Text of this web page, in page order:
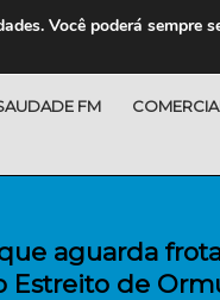
FM
aguarda
Estreito de
Você poderá